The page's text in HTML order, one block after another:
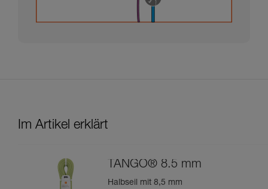
Im Artikel erklärt
TANGO® 8.5 mm
Halbseil mit 8,5 mm